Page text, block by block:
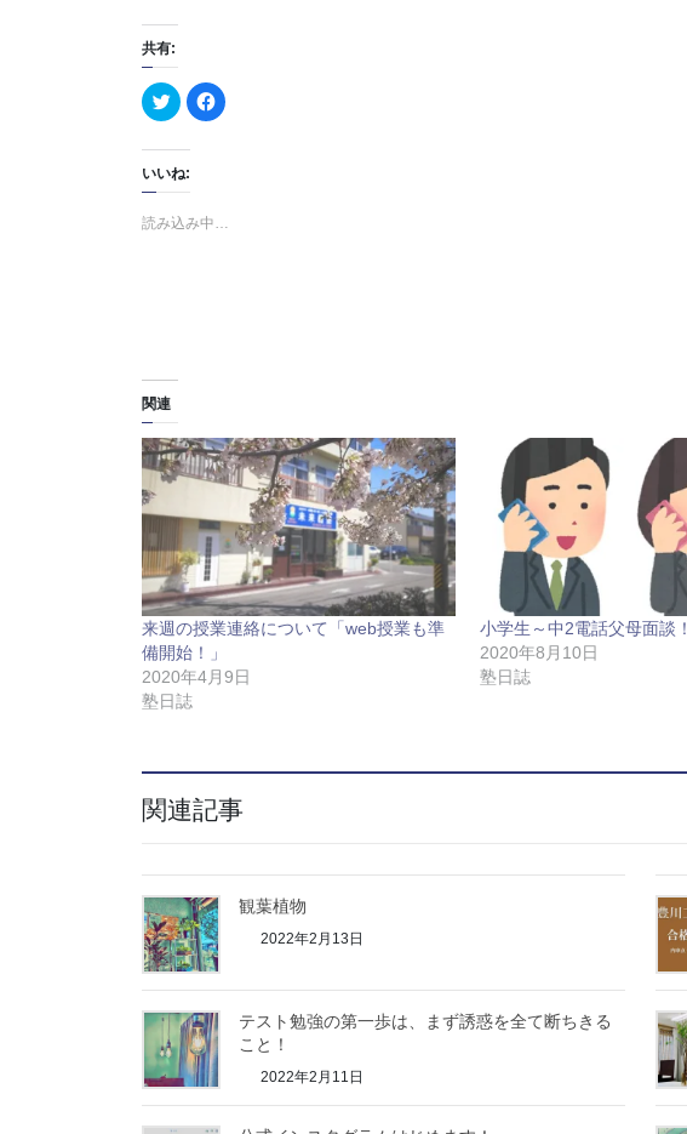
共有:
ク
リ
し
て
T
w
i
t
ン
ウ
で
開
す
F
a
共
い
(
新
し
ウ
ィ
ン
ド
で
開
き
ま
)
いいね:
読み込み中…
関連
来週の授業連絡について「web授業も準
備開始！」
2020年4月9日
塾日誌
小学生～中2電話父母面談！
2020年8月10日
塾日誌
関連記事
観葉植物
2022年2月13日
テスト勉強の第一歩は、まず誘惑を全て断ちきる
こと！
2022年2月11日